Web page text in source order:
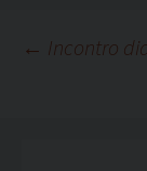
← Incontro